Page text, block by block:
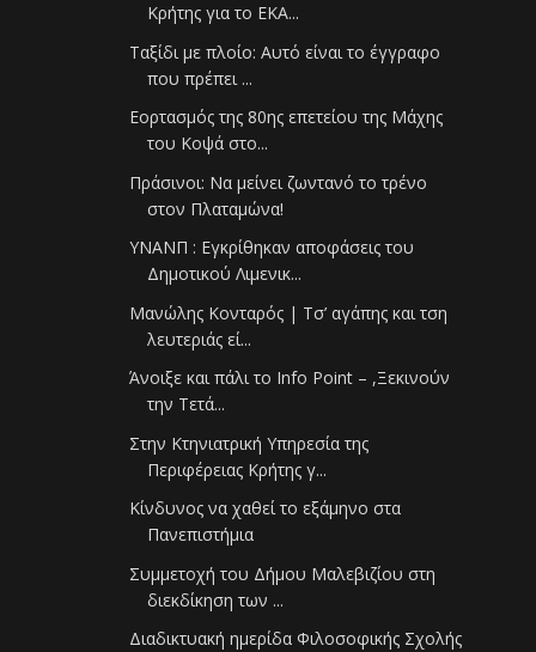
Κρήτης για το ΕΚΑ...
Ταξίδι με πλοίο: Αυτό είναι το έγγραφο
που πρέπει ...
Εορτασμός της 80ης επετείου της Μάχης
του Κοψά στο...
Πράσινοι: Να μείνει ζωντανό το τρένο
στον Πλαταμώνα!
ΥΝΑΝΠ : Εγκρίθηκαν αποφάσεις του
Δημοτικού Λιμενικ...
Μανώλης Κονταρός | Τσ’ αγάπης και τση
λευτεριάς εί...
Άνοιξε και πάλι το Info Point – ,Ξεκινούν
την Τετά...
Στην Κτηνιατρική Υπηρεσία της
Περιφέρειας Κρήτης γ...
Κίνδυνος να χαθεί το εξάμηνο στα
Πανεπιστήμια
Συμμετοχή του Δήμου Μαλεβιζίου στη
διεκδίκηση των ...
Διαδικτυακή ημερίδα Φιλοσοφικής Σχολής